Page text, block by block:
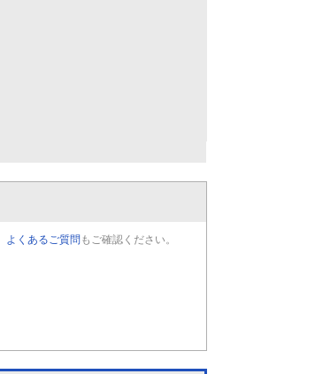
よくあるご質問もご確認ください。